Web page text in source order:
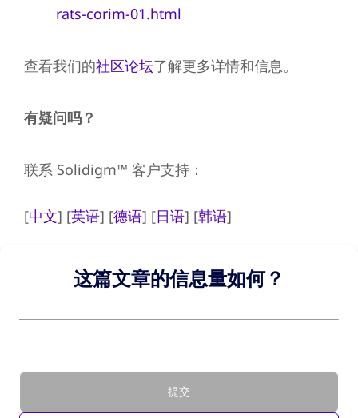
rats-corim-01.html
查看我们的社区论坛了解更多详情和信息。
有疑问吗？
联系 Solidigm™ 客户支持：
[中文] [英语] [德语] [日语] [韩语]
这篇文章的信息量如何？
提交